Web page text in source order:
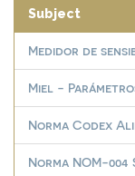
Subject
Medidor de
Miel -
Norma Codex
Norma NOM-004